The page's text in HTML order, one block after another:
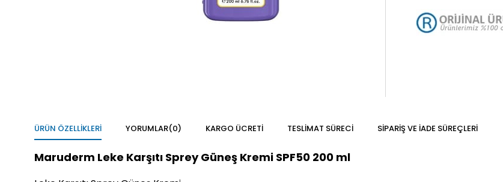
ÜRÜN ÖZELLIKLERI YORUMLAR(0) KARGO ÜCRETI TESLIMAT SÜRECI SIPARIŞ VE İADE SÜREÇLERI
Maruderm Leke Karşıtı Sprey Güneş Kremi SPF50 200 ml